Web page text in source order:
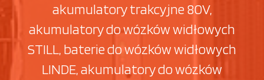
akumulatory trakcyjne 80V,
akumulatory do wózków widłowych
STILL, baterie do wózków widłowych
LINDE, akumulatory do wózków